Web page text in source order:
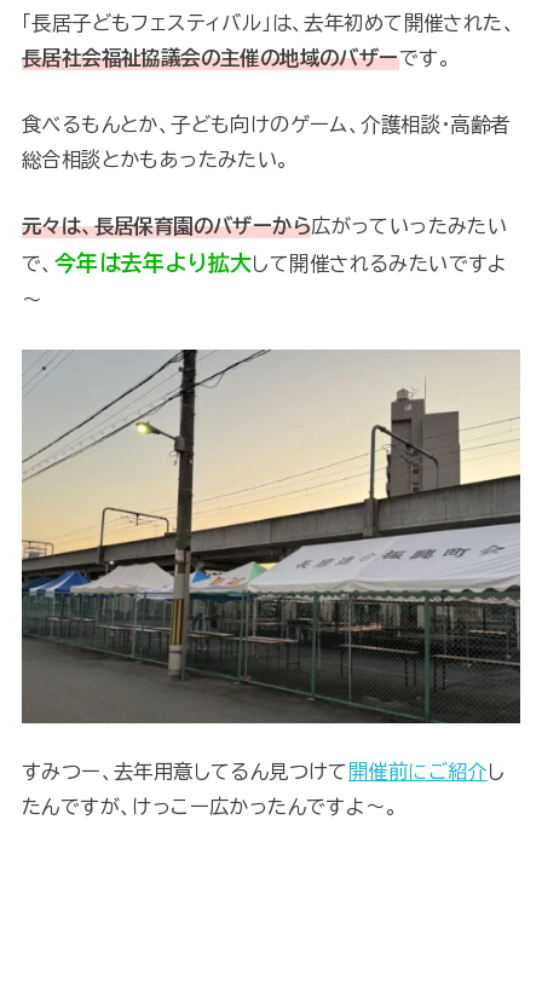
「長居子どもフェスティバル」は、去年初めて開催された、
長居社会福祉協議会の主催の地域のバザーです。
食べるもんとか、子ども向けのゲーム、介護相談・高齢者
総合相談とかもあったみたい。
元々は、長居保育園のバザーから広がっていったみたい
で、 今年は去年より拡大して開催されるみたいですよ
～
すみつー、去年用意してるん見つけて 開催前にご紹介し
たんですが、けっこー広かったんですよ～。